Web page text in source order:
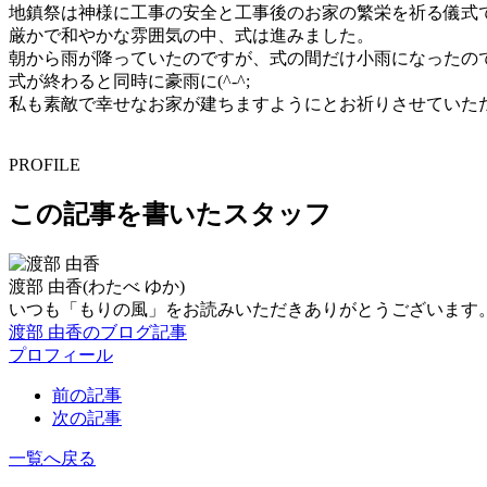
地鎮祭は神様に工事の安全と工事後のお家の繁栄を祈る儀式
厳かで和やかな雰囲気の中、式は進みました。
朝から雨が降っていたのですが、式の間だけ小雨になったの
式が終わると同時に豪雨に(^-^;
私も素敵で幸せなお家が建ちますようにとお祈りさせていた
PROFILE
この記事を書いたスタッフ
渡部 由香(わたべ ゆか)
いつも「もりの風」をお読みいただきありがとうございます。
渡部 由香のブログ記事
プロフィール
前の記事
次の記事
一覧へ戻る